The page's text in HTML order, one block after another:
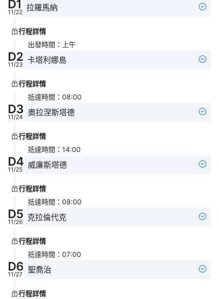
D1
11/22 拉羅馬納
行程詳情
出發時間 ： 上午
D2
11/23 卡塔利娜島
行程詳情
抵達時間 ： 08:00
D3
11/24 奧拉涅斯塔德
行程詳情
抵達時間 ： 14:00
D4
11/25 威廉斯塔德
行程詳情
抵達時間 ： 08:00
D5
11/26 克拉倫代克
行程詳情
抵達時間 ： 07:00
D6
11/27 聖喬治
行程詳情